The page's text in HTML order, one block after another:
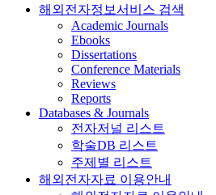
해외전자정보서비스 검색
Academic Journals
Ebooks
Dissertations
Conference Materials
Reviews
Reports
Databases & Journals
전자저널 리스트
학술DB 리스트
주제별 리스트
해외전자자료 이용안내